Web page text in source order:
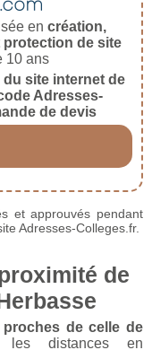
en création,
protection de site
10 ans
site internet de
Adresses-
de devis
et approuvés pendant
Adresses-Colleges.fr.
de
de celle de
distances en